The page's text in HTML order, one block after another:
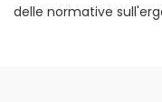
delle normative